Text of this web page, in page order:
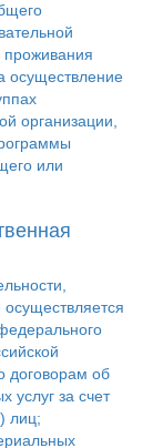
проживания
осуществление
организации,
или
договорам об
услуг за счет
лиц;